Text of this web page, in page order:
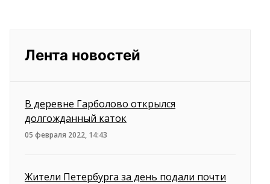
Лента новостей
В деревне Гарболово открылся
долгожданный каток
05 февраля 2022, 14:43
Жители Петербурга за день подали почти